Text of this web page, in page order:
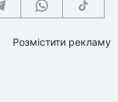
Розмістити рекламу